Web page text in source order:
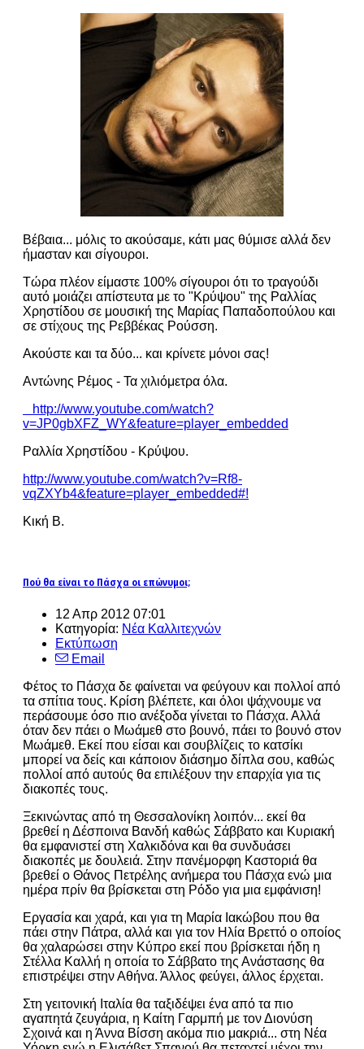
Βέβαια... μόλις το ακούσαμε, κάτι μας θύμισε αλλά δεν
ήμασταν και σίγουροι.
Τώρα πλέον είμαστε 100% σίγουροι ότι το τραγούδι
αυτό μοιάζει απίστευτα με το "Κρύψου" της Ραλλίας
Χρηστίδου σε μουσική της Μαρίας Παπαδοπούλου και
σε στίχους της Ρεββέκας Ρούσση.
Ακούστε και τα δύο... και κρίνετε μόνοι σας!
Αντώνης Ρέμος - Τα χιλιόμετρα όλα.
http://www.youtube.com/watch?
v=JP0gbXFZ_WY&feature=player_embedded
Ραλλία Χρηστίδου - Κρύψου.
http://www.youtube.com/watch?v=Rf8-
vqZXYb4&feature=player_embedded#!
Κική Β.
Πού θα είναι το Πάσχα οι επώνυμοι;
12 Απρ 2012 07:01
Κατηγορία: Νέα Καλλιτεχνών
Εκτύπωση
Email
Φέτος το Πάσχα δε φαίνεται να φεύγουν και πολλοί από
τα σπίτια τους. Κρίση βλέπετε, και όλοι ψάχνουμε να
περάσουμε όσο πιο ανέξοδα γίνεται το Πάσχα. Αλλά
όταν δεν πάει ο Μωάμεθ στο βουνό, πάει το βουνό στον
Μωάμεθ. Εκεί που είσαι και σουβλίζεις το κατσίκι
μπορεί να δείς και κάποιον διάσημο δίπλα σου, καθώς
πολλοί από αυτούς θα επιλέξουν την επαρχία για τις
διακοπές τους.
Ξεκινώντας από τη Θεσσαλονίκη λοιπόν... εκεί θα
βρεθεί η Δέσποινα Βανδή καθώς Σάββατο και Κυριακή
θα εμφανιστεί στη Χαλκιδόνα και θα συνδυάσει
διακοπές με δουλειά. Στην πανέμορφη Καστοριά θα
βρεθεί ο Θάνος Πετρέλης ανήμερα του Πάσχα ενώ μια
ημέρα πρίν θα βρίσκεται στη Ρόδο για μια εμφάνιση!
Εργασία και χαρά, και για τη Μαρία Ιακώβου που θα
πάει στην Πάτρα, αλλά και για τον Ηλία Βρεττό ο οποίος
θα χαλαρώσει στην Κύπρο εκεί που βρίσκεται ήδη η
Στέλλα Καλλή η οποία το Σάββατο της Ανάστασης θα
επιστρέψει στην Αθήνα. Άλλος φεύγει, άλλος έρχεται.
Στη γειτονική Ιταλία θα ταξιδέψει ένα από τα πιο
αγαπητά ζευγάρια, η Καίτη Γαρμπή με τον Διονύση
Σχοινά και η Άννα Βίσση ακόμα πιο μακριά... στη Νέα